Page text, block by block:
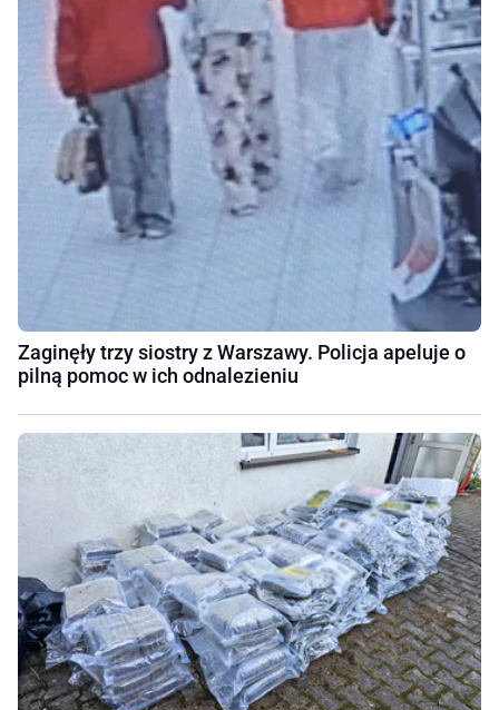
Zaginęły trzy siostry z Warszawy. Policja apeluje o
pilną pomoc w ich odnalezieniu